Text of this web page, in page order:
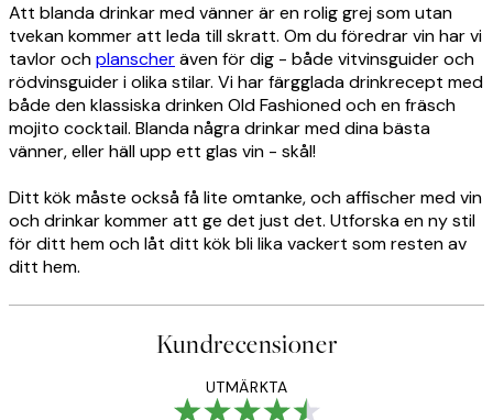
Att blanda drinkar med vänner är en rolig grej som utan
tvekan kommer att leda till skratt. Om du föredrar vin har vi
tavlor ochplanscheräven för dig - både vitvinsguider och
rödvinsguider i olika stilar. Vi har färgglada drinkrecept med
både den klassiska drinken Old Fashioned och en fräsch
mojito cocktail. Blanda några drinkar med dina bästa
vänner, eller häll upp ett glas vin - skål!
Ditt kök måste också få lite omtanke, och affischer med vin
och drinkar kommer att ge det just det. Utforska en ny stil
för ditt hem och låt ditt kök bli lika vackert som resten av
ditt hem.
Kundrecensioner
UTMÄRKTA